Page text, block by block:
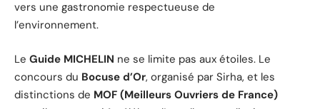
vers une gastronomie respectueuse de
l’environnement.
Le Guide MICHELIN ne se limite pas aux étoiles. Le
concours du Bocuse d’Or, organisé par Sirha, et les
distinctions de MOF (Meilleurs Ouvriers de France)